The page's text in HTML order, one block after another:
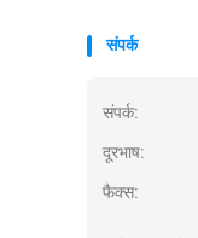
संपर्क
संपर्क:
दूरभाष:
फैक्स: